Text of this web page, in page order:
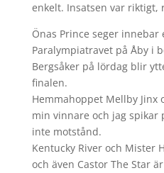
enkelt. Insatsen var riktigt,
Önas Prince seger
Paralympiatravet på Åby i
Bergsåker på lördag blir
finalen.
Hemmahoppet Mellby Jinx
min vinnare och jag spikar
inte motstånd.
Kentucky River och Mister
och även Castor The Star